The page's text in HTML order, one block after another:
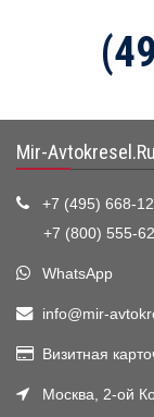
Mir-
+7 (495) 668-
+7 (800) 555-
WhatsApp
info@mir-
Визитная
Москва, 2-ой